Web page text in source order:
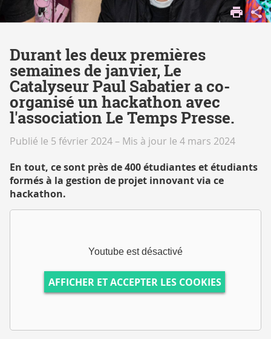
CATALYSEUR
Durant les deux premières
semaines de janvier, Le
Catalyseur Paul Sabatier a co-
organisé un hackathon avec
l'association Le Temps Presse.
Publié le 5 février 2024– Mis à jour le 4 mars 2024
En tout, ce sont près de 400 étudiantes et étudiants
formés à la gestion de projet innovant via ce
hackathon.
Youtube est désactivé
AFFICHER ET ACCEPTER LES COOKIES